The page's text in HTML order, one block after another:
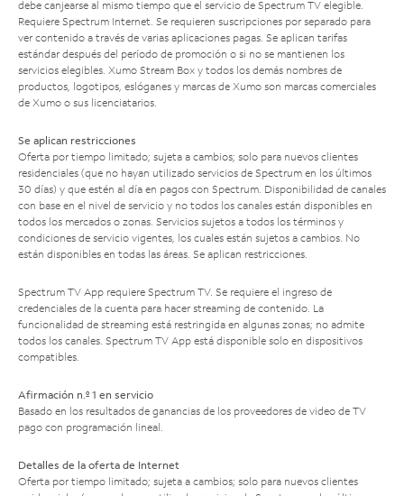
debe canjearse al mismo tiempo que el servicio de Spectrum TV elegible.
Requiere Spectrum Internet. Se requieren suscripciones por separado para
ver contenido a través de varias aplicaciones pagas. Se aplican tarifas
estándar después del período de promoción o si no se mantienen los
servicios elegibles. Xumo Stream Box y todos los demás nombres de
productos, logotipos, eslóganes y marcas de Xumo son marcas comerciales
de Xumo o sus licenciatarios.
Se aplican restricciones
Oferta por tiempo limitado; sujeta a cambios; solo para nuevos clientes
residenciales (que no hayan utilizado servicios de Spectrum en los últimos
30 días) y que estén al día en pagos con Spectrum. Disponibilidad de canales
con base en el nivel de servicio y no todos los canales están disponibles en
todos los mercados o zonas. Servicios sujetos a todos los términos y
condiciones de servicio vigentes, los cuales están sujetos a cambios. No
están disponibles en todas las áreas. Se aplican restricciones.
Spectrum TV App requiere Spectrum TV. Se requiere el ingreso de
credenciales de la cuenta para hacer streaming de contenido. La
funcionalidad de streaming está restringida en algunas zonas; no admite
todos los canales. Spectrum TV App está disponible solo en dispositivos
compatibles.
Afirmación n.º 1 en servicio
Basado en los resultados de ganancias de los proveedores de video de TV
pago con programación lineal.
Detalles de la oferta de Internet
Oferta por tiempo limitado; sujeta a cambios; solo para nuevos clientes